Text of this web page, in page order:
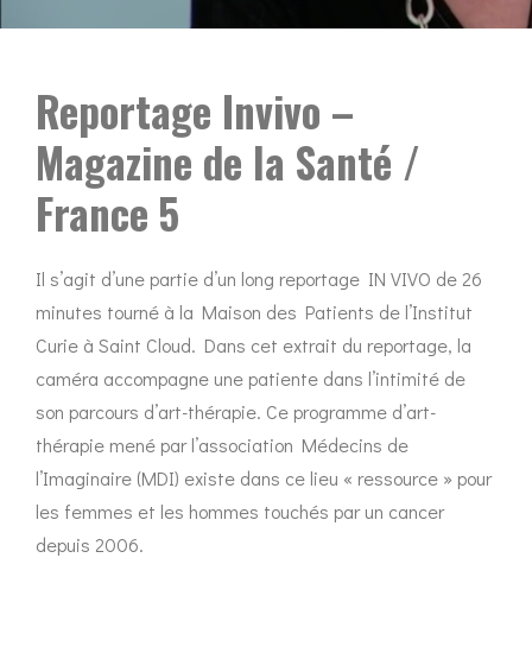
Reportage Invivo –
Magazine de la Santé /
France 5
Il s’agit d’une partie d’un long reportage IN VIVO de 26
minutes tourné à la Maison des Patients de l’Institut
Curie à Saint Cloud. Dans cet extrait du reportage, la
caméra accompagne une patiente dans l’intimité de
son parcours d’art-thérapie. Ce programme d’art-
thérapie mené par l’association Médecins de
l’Imaginaire (MDI) existe dans ce lieu « ressource » pour
les femmes et les hommes touchés par un cancer
depuis 2006.